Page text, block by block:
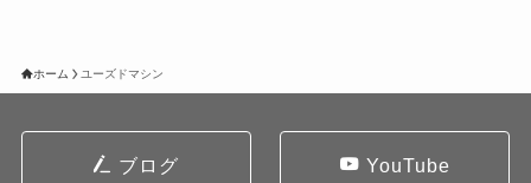
ホーム ユーズドマシン
ブログ YouTube